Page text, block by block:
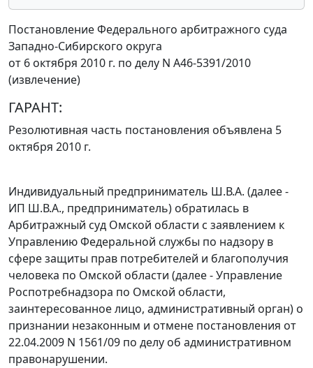
Постановление Федерального арбитражного суда
Западно-Сибирского округа
от 6 октября 2010 г. по делу N А46-5391/2010
(извлечение)
ГАРАНТ:
Резолютивная часть постановления объявлена 5
октября 2010 г.
Индивидуальный предприниматель Ш.В.А. (далее -
ИП Ш.В.А., предприниматель) обратилась в
Арбитражный суд Омской области с заявлением к
Управлению Федеральной службы по надзору в
сфере защиты прав потребителей и благополучия
человека по Омской области (далее - Управление
Роспотребнадзора по Омской области,
заинтересованное лицо, административный орган) о
признании незаконным и отмене постановления от
22.04.2009 N 1561/09 по делу об административном
правонарушении.